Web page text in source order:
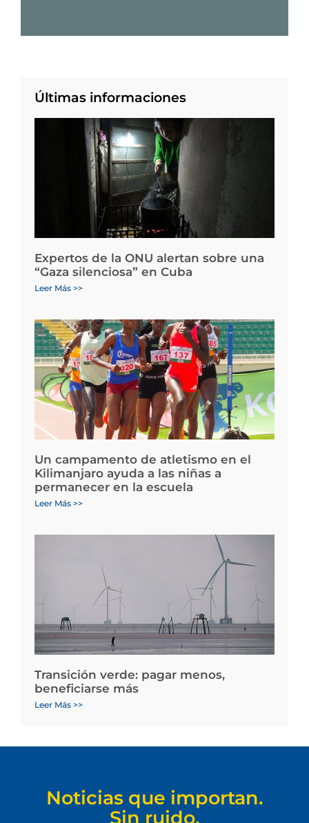
Últimas informaciones
Expertos de la ONU alertan sobre una
“Gaza silenciosa” en Cuba
Leer Más >>
Un campamento de atletismo en el
Kilimanjaro ayuda a las niñas a
permanecer en la escuela
Leer Más >>
Transición verde: pagar menos,
beneficiarse más
Leer Más >>
Noticias que importan.
Sin ruido.